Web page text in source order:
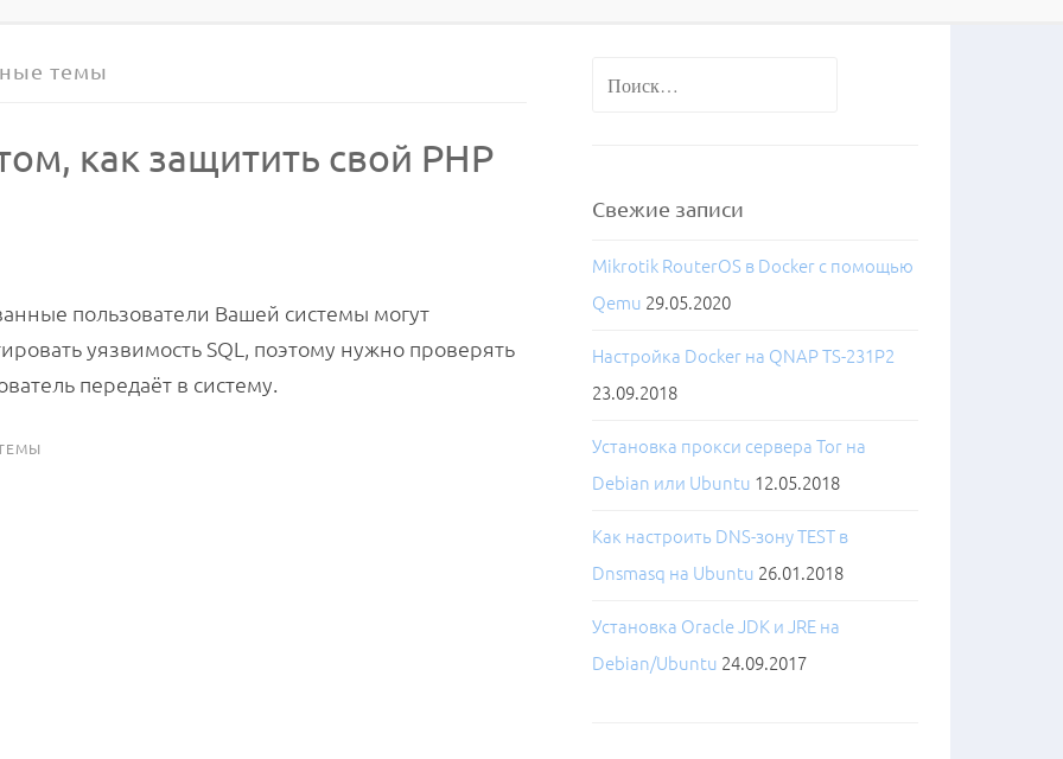
темы
как защитить свой PHP
пользователи Вашей системы могут
уязвимость SQL, поэтому нужно проверять
передаёт в систему.
Свежие записи
Mikrotik RouterOS в Docker с помощью
Qemu 29.05.2020
Настройка Docker на QNAP TS-231P2
23.09.2018
Установка прокси сервера Tor на
Debian или Ubuntu 12.05.2018
Как настроить DNS-зону TEST в
Dnsmasq на Ubuntu 26.01.2018
Установка Oracle JDK и JRE на
Debian/Ubuntu 24.09.2017